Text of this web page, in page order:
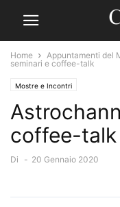
Home Appuntamenti del
seminari e coffee-talk
Mostre e Incontri
coffee-talk
Di - 20 Gennaio 2020